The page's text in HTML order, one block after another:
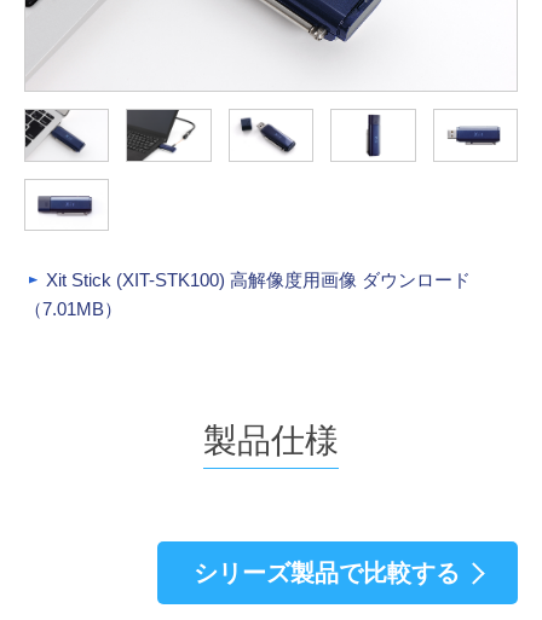
Xit Stick (XIT-STK100) 高解像度用画像 ダウンロード
（7.01MB）
製品仕様
シリーズ製品で比較する